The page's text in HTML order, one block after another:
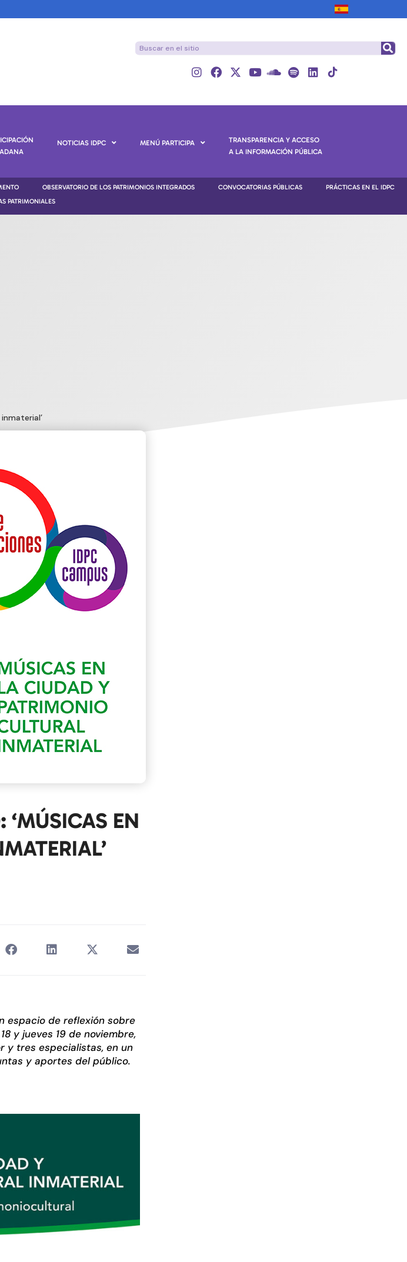
NOTICIAS IDPC MENÚ PARTICIPA
TRANSPARENCIA Y ACCESO
A LA INFORMACIÓN PÚBLICA
OBSERVATORIO DE LOS PATRIMONIOS INTEGRADOS CONVOCATORIAS PÚBLICAS
PRÁCTICAS EN EL IDPC
PATRIMONIALES
EN
espacio de reflexión sobre
y jueves 19 de noviembre,
y tres especialistas, en un
y aportes del público.